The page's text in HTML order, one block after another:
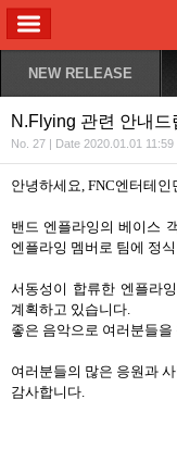
NEW RELEASE
N.Flying 관련 안내드
No. 27 | Date 2020.01.01 11:59
안녕하세요, FNC엔터테인
밴드 엔플라잉의 베이스
엔플라잉 멤버로 팀에 정
서 동성이 합류한 엔플라
계획하고 있습니다.
좋은 음악으로 여러분들
여러분들의 많은 응원과
감사합니다.